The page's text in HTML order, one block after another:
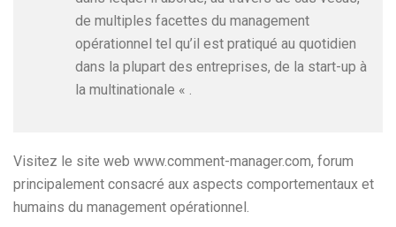
de multiples facettes du management
opérationnel tel qu’il est pratiqué au quotidien
dans la plupart des entreprises, de la start-up à
la multinationale « .
Visitez le site web www.comment-manager.com, forum
principalement consacré aux aspects comportementaux et
humains du management opérationnel.